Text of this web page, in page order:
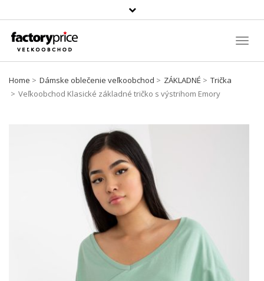
Szukaj
produktu
Home Dámske oblečenie veľkoobchod ZÁKLADNÉ
Trička
Veľkoobchod Klasické základné tričko s výstrihom Emory